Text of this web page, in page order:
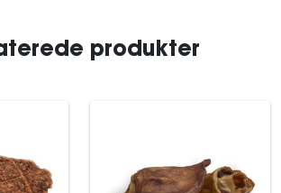
produkter